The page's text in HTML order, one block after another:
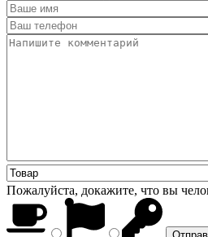
Пожалуйста, докажите, что вы